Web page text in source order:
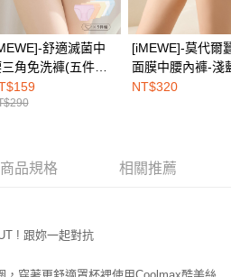
付款，方視為交易完成。
立刻繳費，但若您需要取消訂單，請聯絡
消之訂單仍視為有效，需透過AFTEE先享
後付 」之結帳頁面顯示為準，若有關於
款等相關疑問，請聯繫「AFTEE先享後付
support/home
個人資料，並將交易相關給付款項請求債
定代理人或監護人之同意方可使用
以上)免運費
以上)免運費
舒適滅菌中
角免洗褲(五件組)-
繽紛色
[iMEWE]-莫代爾
面膜中腰內褲-淺
NT$320
商品規格 相關推薦
! 跟妳一起對抗